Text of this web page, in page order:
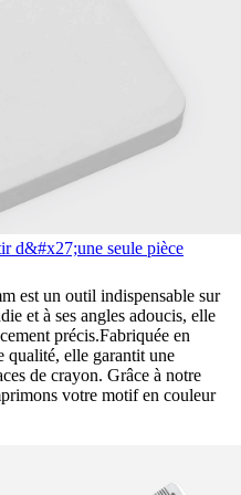
d&#x27;une seule pièce
est un outil indispensable sur
et à ses angles adoucis, elle
précis.Fabriquée en
qualité, elle garantit une
de crayon. Grâce à notre
votre motif en couleur